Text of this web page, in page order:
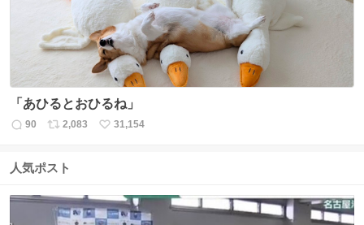
「あひるとおひるね」
返
数
90
リ
ス
数
2,083
い
31,154
人気ポスト